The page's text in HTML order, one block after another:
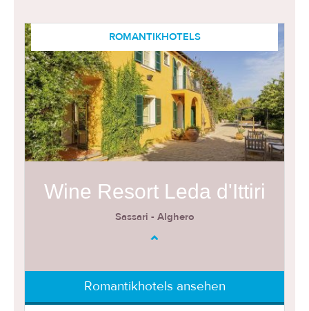
ROMANTIKHOTELS
Wine Resort Leda d'Ittiri
Sassari - Alghero
Romantikhotels ansehen